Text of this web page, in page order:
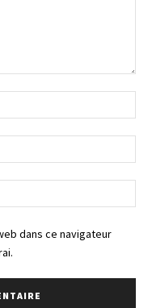
:*
:*
:
dans ce navigateur